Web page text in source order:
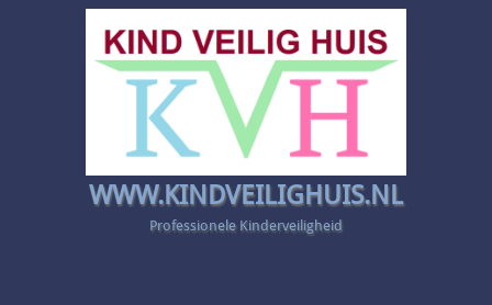
WWW.KINDVEILIGHUIS.NL
Professionele Kinderveiligheid